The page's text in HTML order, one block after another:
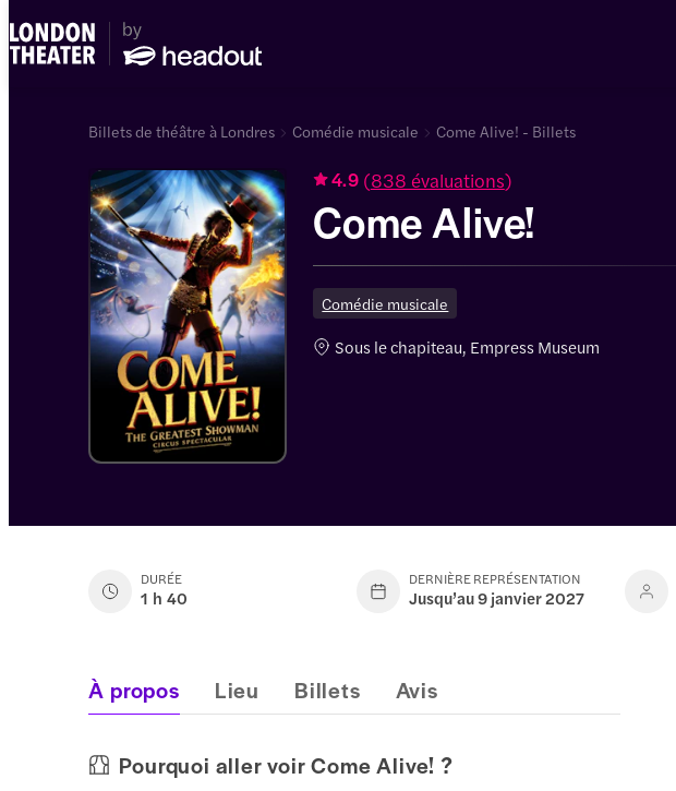
Billets de théâtre à Londres Comédie musicale Come Alive! - Billets
4.9 (838 évaluations)
Come Alive!
Comédie musicale
Sous le chapiteau, Empress Museum
DURÉE
1 h 40
DERNIÈRE REPRÉSENTATION
Jusqu’au 9 janvier 2027
À propos Lieu Billets Avis
Pourquoi aller voir Come Alive! ?